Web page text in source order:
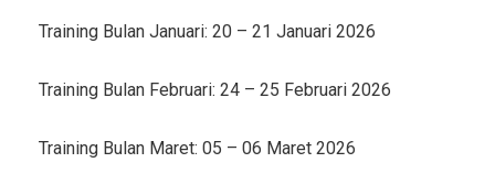
Training Bulan Januari: 20 – 21 Januari 2026
Training Bulan Februari: 24 – 25 Februari 2026
Training Bulan Maret: 05 – 06 Maret 2026